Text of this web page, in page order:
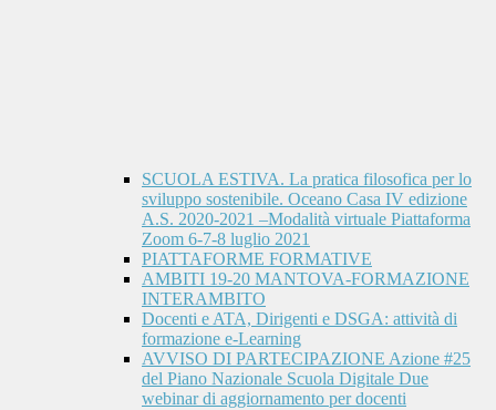
SCUOLA ESTIVA. La pratica filosofica per lo
sviluppo sostenibile. Oceano Casa IV edizione
A.S. 2020-2021 –Modalità virtuale Piattaforma
Zoom 6-7-8 luglio 2021
PIATTAFORME FORMATIVE
AMBITI 19-20 MANTOVA-FORMAZIONE
INTERAMBITO
Docenti e ATA, Dirigenti e DSGA: attività di
formazione e-Learning
AVVISO DI PARTECIPAZIONE Azione #25
del Piano Nazionale Scuola Digitale Due
webinar di aggiornamento per docenti